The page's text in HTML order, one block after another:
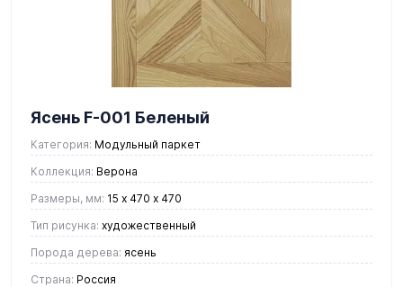
Ясень F-001 Беленый
Категория: Модульный паркет
Коллекция: Верона
Размеры, мм: 15 х 470 х 470
Тип рисунка: художественный
Порода дерева: ясень
Страна: Россия